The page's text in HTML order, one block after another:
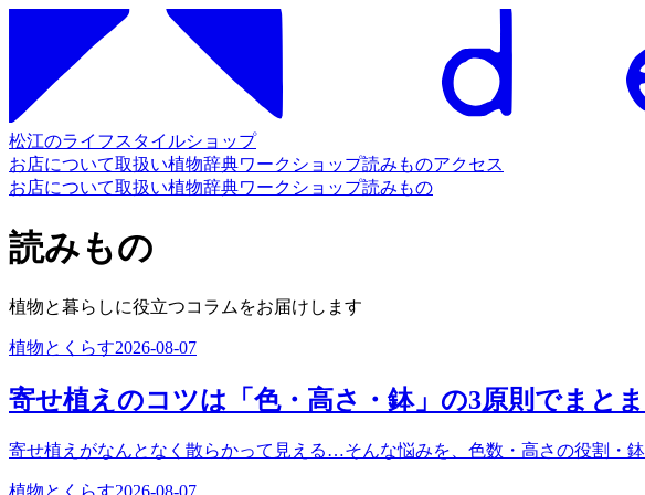
松江のライフスタイルショップ
お店について取扱い植物辞典ワークショップ読みものアクセス
お店について取扱い植物辞典ワークショップ読みもの
読みもの
植物と暮らしに役立つコラムをお届けします
植物とくらす2026-08-07
寄せ植えのコツは「色・高さ・鉢」の3原則でまと
寄せ植えがなんとなく散らかって見える…そんな悩みを、色数・高さの役割・
植物とくらす2026-08-07